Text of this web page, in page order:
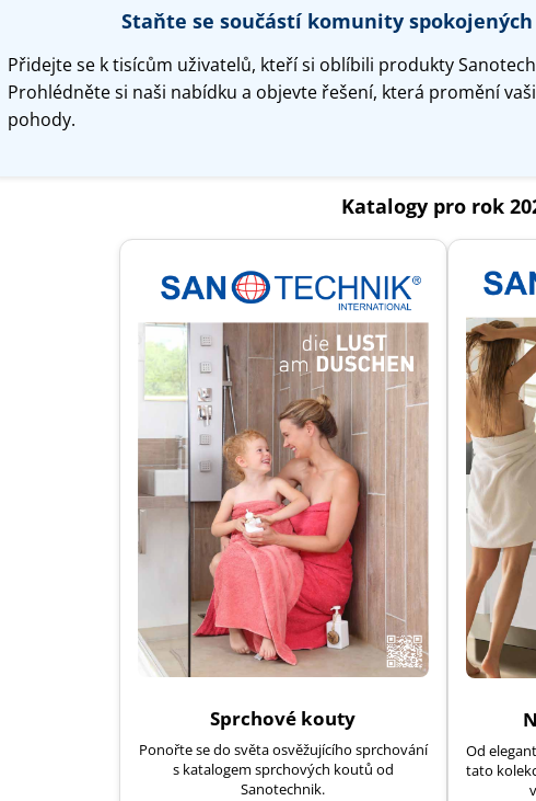
Staňte se součástí komunity
Přidejte se ktisícům uživatelů, kteří si oblíbili produkty
Prohlédněte si naši nabídku a objevte řešení, která promění
pohody.
Katalogy pro rok
Sprchové kouty
Ponořte se do světa osvěžujícího sprchování
s katalogem sprchových koutů od
Sanotechnik.
Od
tato